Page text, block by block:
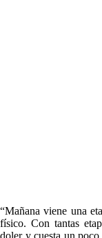
“Mañana viene una
físico. Con tantas
doler y cuesta un